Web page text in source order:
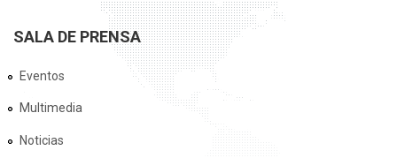
SALA DE PRENSA
Eventos
Multimedia
Noticias